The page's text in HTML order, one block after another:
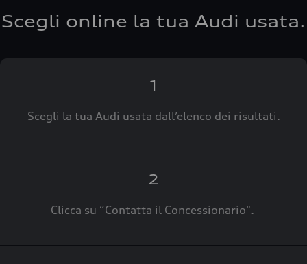
Scegli online la tua Audi usata.
1
Scegli la tua Audi usata dall’elenco dei risultati.
2
Clicca su “Contatta il Concessionario".